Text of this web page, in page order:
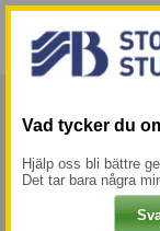
Forum
Att bo på
Vad tycker du
Hjälp oss bli bättre
Det tar bara några